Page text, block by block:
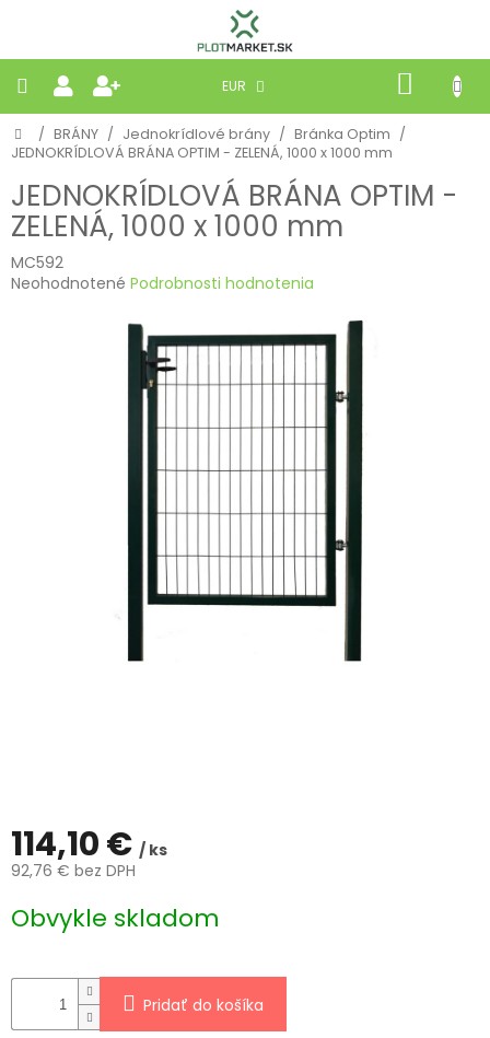
EUR
KOŠÍK
PLETIVÁ
PANELY
BRÁNY
Domov
/ BRÁNY / Jednokrídlové brány / Bránka Optim /
JEDNOKRÍDLOVÁ BRÁNA OPTIM - ZELENÁ, 1000 x 1000 mm
JEDNOKRÍDLOVÁ BRÁNA OPTIM -
ZELENÁ, 1000 x 1000 mm
MC592
Priemerné
Neohodnotené Podrobnosti hodnotenia
114,10 € / ks
92,76 € bez DPH
cena:
Obvykle skladom
Pridať do košíka